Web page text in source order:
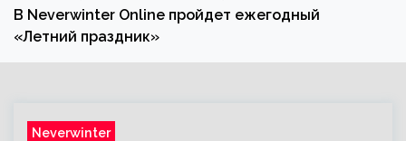
В Neverwinter Online пройдет ежегодный
«Летний праздник»
Neverwinter